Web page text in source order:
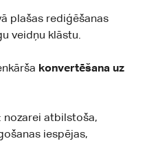
plašas rediģēšanas
veidņu klāstu.
konvertēšana uz
: nozarei atbilstoša,
iespējas,